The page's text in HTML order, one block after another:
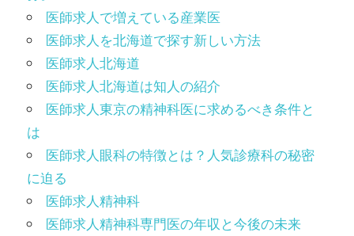
医師求人で増えている産業医
医師求人を北海道で探す新しい方法
医師求人北海道
医師求人北海道は知人の紹介
医師求人東京の精神科医に求めるべき条件と
は
医師求人眼科の特徴とは？人気診療科の秘密
に迫る
医師求人精神科
医師求人精神科専門医の年収と今後の未来